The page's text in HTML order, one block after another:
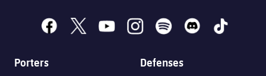
facebook
x youtubeinstagramspotify discord tiktok
Porters Defenses